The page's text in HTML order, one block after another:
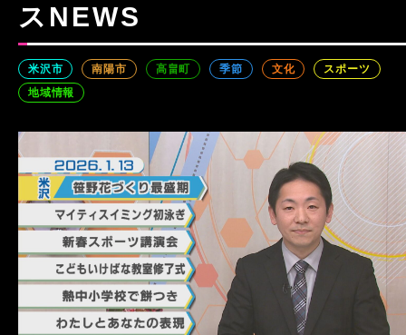
スNEWS
米沢市 南陽市 高畠町 季節 文化
スポーツ
地域情報